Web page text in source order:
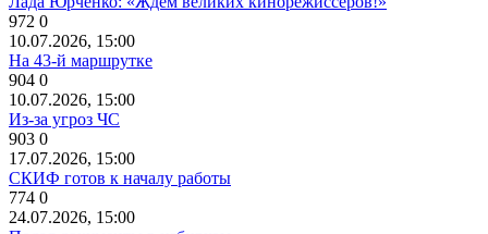
972 0
10.07.2026, 15:00
На 43-й маршрутке
904 0
10.07.2026, 15:00
Из-за угроз ЧС
903 0
17.07.2026, 15:00
СКИФ готов к началу работы
774 0
24.07.2026, 15:00